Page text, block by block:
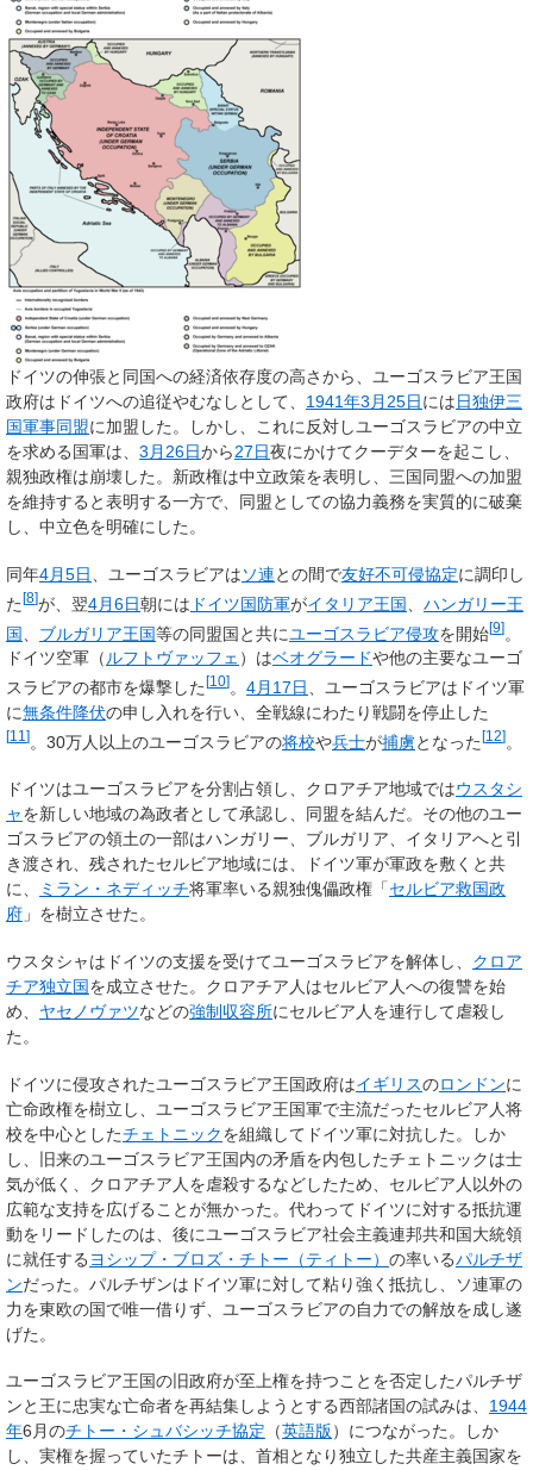
ドイツの伸張と同国への経済依存度の高さから、ユーゴスラビア王国
政府はドイツへの追従やむなしとして、 1941年3月25日には日独伊三
国軍事同盟に加盟した。しかし、これに反対しユーゴスラビアの中立
を求める国軍は、 3月26日から27日夜にかけてクーデターを起こし、
親独政権は崩壊した。新政権は中立政策を表明し、三国同盟への加盟
を維持すると表明する一方で、同盟としての協力義務を実質的に破棄
し、中立色を明確にした。
同年4月5日 、ユーゴスラビアはソ連との間で友好不可侵協定に調印し
た [8]が、翌4月6日朝には ドイツ国防軍がイタリア王国
ハンガリー王
国
ブルガリア王国等の同盟国と共にユーゴスラビア侵攻を開始[9]。
ドイツ空軍（ルフトヴァッフェ ）はベオグラードや他の主要なユーゴ
スラビアの都市を爆撃した [10] 。 4月17日
、ユーゴスラビアはドイツ軍
に無条件降伏の申し入れを行い、全戦線にわたり戦闘を停止した
[11 ]。30万人以上のユーゴスラビアの将校や兵士が捕虜となった[12]。
ドイツはユーゴスラビアを分割占領し、クロアチア地域ではウスタシ
ャを新しい地域の為政者として承認し、同盟を結んだ。その他のユー
ゴスラビアの領土の一部はハンガリー、ブルガリア、イタリアへと引
き渡され、残されたセルビア地域には、ドイツ軍が軍政を敷くと共
に、
ミラン・ネディッチ将軍率いる親独傀儡政権「セルビア救国政
府 」を樹立させた。
ウスタシャはドイツの支援を受けてユーゴスラビアを解体し、 クロア
チア独立国を成立させた。クロアチア人はセルビア人への復讐を始
め、 ヤセノヴァツなどの強制収容所にセルビア人を連行して虐殺し
た。
ドイツに侵攻されたユーゴスラビア王国政府はイギリスのロンドンに
亡命政権を樹立し、ユーゴスラビア王国軍で主流だったセルビア人将
校を中心としたチェトニックを組織してドイツ軍に対抗した。しか
し、旧来のユーゴスラビア王国内の矛盾を内包したチェトニックは士
気が低く、クロアチア人を虐殺するなどしたため、セルビア人以外の
広範な支持を広げることが無かった。代わってドイツに対する抵抗運
動をリードしたのは、後にユーゴスラビア社会主義連邦共和国大統領
に就任する ヨシップ・ブロズ・チトー（ティトー） の率いるパルチザ
ンだった。パルチザンはドイツ軍に対して粘り強く抵抗し、ソ連軍の
力を東欧の国で唯一借りず、ユーゴスラビアの自力での解放を成し遂
げた。
ユーゴスラビア王国の旧政府が至上権を持つことを否定したパルチザ
ンと王に忠実な亡命者を再結集しようとする西部諸国の試みは、 1944
年6月のチトー・シュバシッチ協定 （英語版）につながった。しか
し、実権を握っていたチトーは、首相となり独立した共産主義国家を